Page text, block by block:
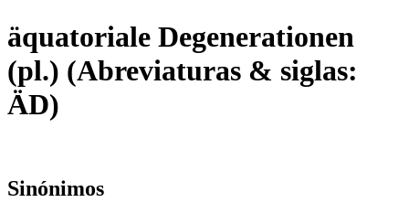
äquatoriale Degenerationen
(pl.) (Abreviaturas & siglas:
ÄD)
Sinónimos